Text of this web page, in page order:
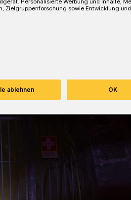
Zielgruppenforschung sowie Entwicklung und
ablehnen OK